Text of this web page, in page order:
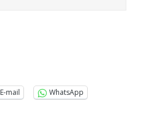
E-mail
WhatsApp